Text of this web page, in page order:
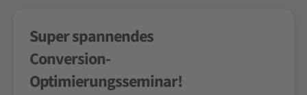
Super spannendes
Conversion-
Optimierungsseminar!